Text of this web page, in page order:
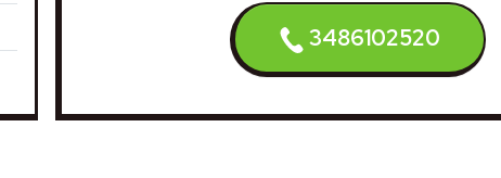
3486102520